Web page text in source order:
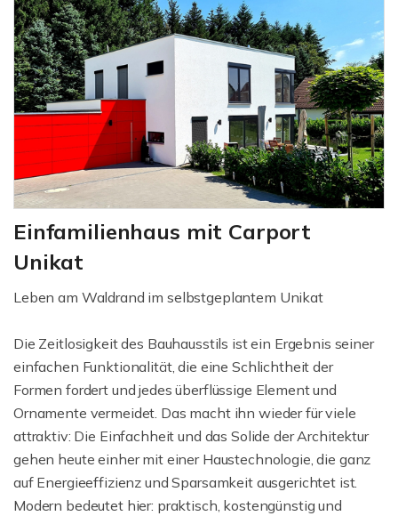
Einfamilienhaus mit Carport
Unikat
Leben am Waldrand im selbstgeplantem Unikat
Die Zeitlosigkeit des Bauhausstils ist ein Ergebnis seiner
einfachen Funktionalität, die eine Schlichtheit der
Formen fordert und jedes überflüssige Element und
Ornamente vermeidet. Das macht ihn wieder für viele
attraktiv: Die Einfachheit und das Solide der Architektur
gehen heute einher mit einer Haustechnologie, die ganz
auf Energieeffizienz und Sparsamkeit ausgerichtet ist.
Modern bedeutet hier: praktisch, kostengünstig und